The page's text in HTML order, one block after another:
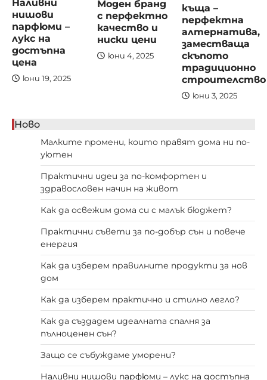
нишови
парфюми –
лукс на
достъпна
цена
юни 19, 2025
Моден бранд
с перфектно
качество и
ниски цени
юни 4, 2025
къща –
перфектна
алтернатива,
заместваща
скъпото
традиционно
строителство
юни 3, 2025
Ново
Малките промени, които правят дома ни по-
уютен
Практични идеи за по-комфортен и
здравословен начин на живот
Как да освежим дома си с малък бюджет?
Практични съвети за по-добър сън и повече
енергия
Как да изберем правилните продукти за нов
дом
Как да изберем практично и стилно легло?
Как да създадем идеалната спалня за
пълноценен сън?
Защо се събуждаме уморени?
Наливни нишови парфюми – лукс на достъпна